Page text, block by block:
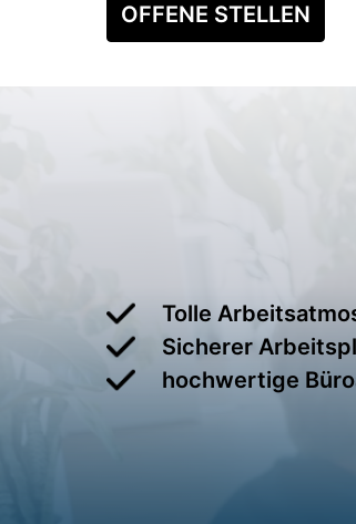
OFFENE STELLEN
Tolle
Sicherer
hochwertige